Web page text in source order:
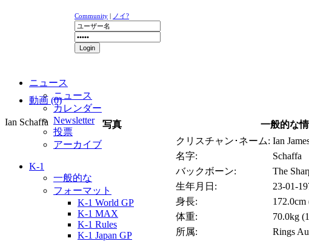
Community | ノイ?
ニュース
ニュース
カレンダー
Newsletter
投票
アーカイブ
K-1
一般的な
フォーマット
K-1 World GP
K-1 MAX
K-1 Rules
K-1 Japan GP
動画 (0)
Ian Schaffa 写真
一般的な
クリスチャン･ネーム: Ian
名字:
Schaffa
バックボーン:
The
生年月日:
23-01-
身長:
体重:
70.0kg
所属:
Rings